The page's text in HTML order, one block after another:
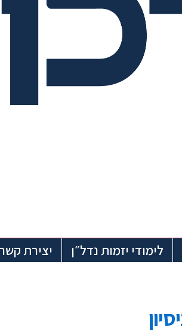
לימודי יזמות נדל״ן יצירת קשר